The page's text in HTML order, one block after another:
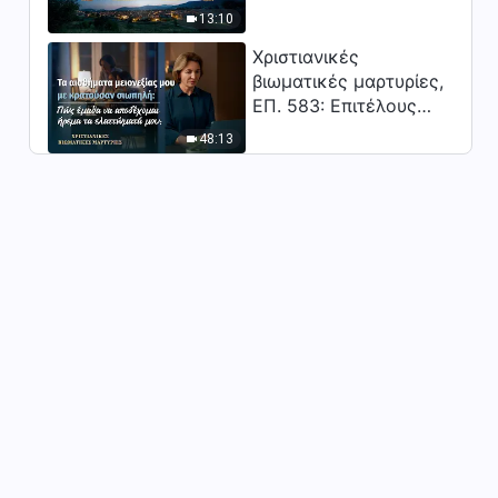
10:45
Καθημερινά λόγια του Θεού:
Γνωρίζοντας τον Θεό |
Απόσπασμα 34
Καθημερινά λόγια του Θεού:
Γνωρίζοντας τον Θεό |
13:10
48:13
Χριστιανικές
βιωματικές μαρτυρίες,
ΕΠ. 583: Επιτέλους
κατωτερότητας